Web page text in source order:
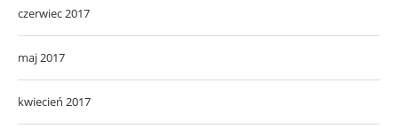
czerwiec 2017
maj 2017
kwiecień 2017